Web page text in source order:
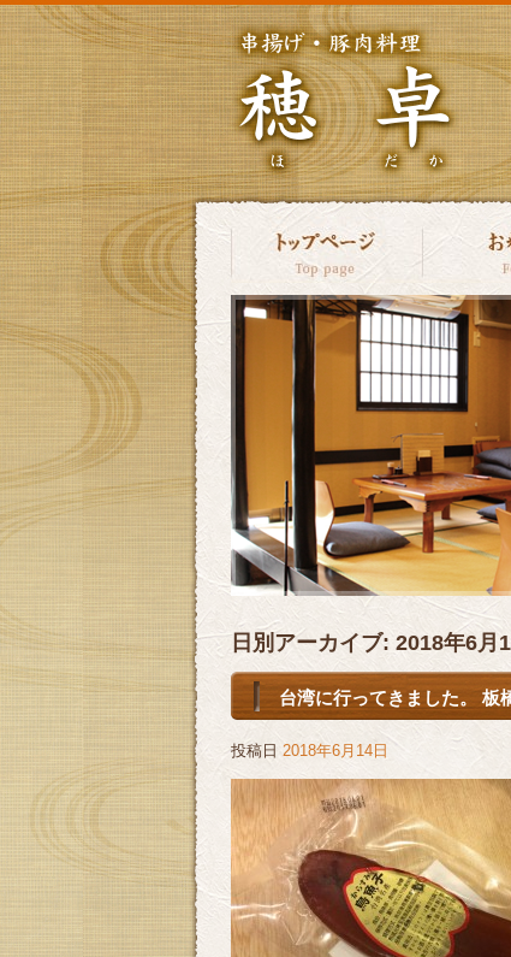
日別アーカイブ: 2018年6月
台湾に行ってきました。 板
投稿日 2018年6月14日